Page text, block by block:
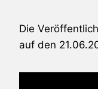
Die
auf den